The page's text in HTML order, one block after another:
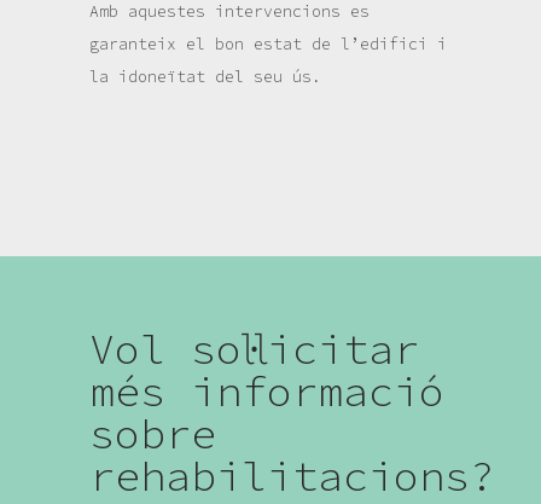
Amb aquestes intervencions es
garanteix el bon estat de l’edifici i
la idoneïtat del seu ús.
Vol sol·licitar
més informació
sobre
rehabilitacions?